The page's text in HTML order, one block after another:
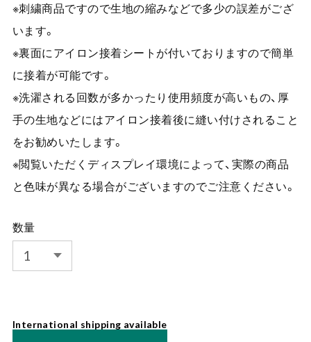
※刺繍商品ですので生地の縮みなどで多少の誤差がござ
います。
※裏面にアイロン接着シートが付いておりますので簡単
に接着が可能です。
※洗濯される回数が多かったり使用頻度が高いもの、厚
手の生地などにはアイロン接着後に縫い付けされること
をお勧めいたします。
※閲覧いただくディスプレイ環境によって、実際の商品
と色味が異なる場合がございますのでご注意ください。
数量
International shipping available